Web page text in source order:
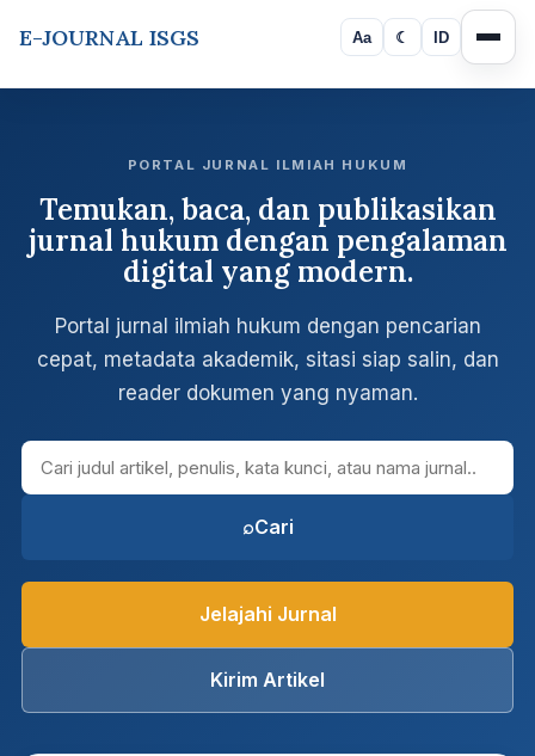
E-JOURNAL ISGS Aa ☾ ID
PORTAL JURNAL ILMIAH HUKUM
Temukan, baca, dan publikasikan
jurnal hukum dengan pengalaman
digital yang modern.
Portal jurnal ilmiah hukum dengan pencarian
cepat, metadata akademik, sitasi siap salin, dan
reader dokumen yang nyaman.
Cari
Jelajahi Jurnal
Kirim Artikel